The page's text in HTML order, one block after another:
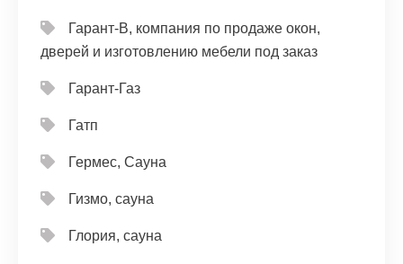
Гарант-В, компания по продаже окон,
дверей и изготовлению мебели под заказ
Гарант-Газ
Гатп
Гермес, Сауна
Гизмо, сауна
Глория, сауна